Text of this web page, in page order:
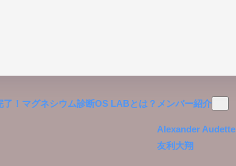
了！マグネシウム診断OS LABとは？ メンバー紹介
Alexander Audette
友利大翔